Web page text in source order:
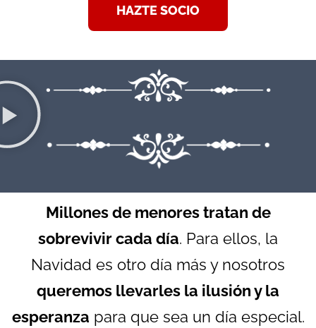
HAZTE SOCIO
Millones de menores tratan de
sobrevivir cada día. Para ellos, la
Navidad es otro día más y nosotros
queremos llevarles la ilusión y la
esperanza para que sea un día especial.